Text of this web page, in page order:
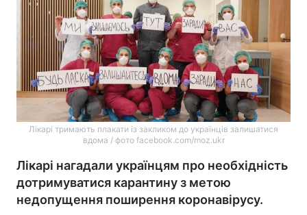
Лікарі тримають плакати із закликом до українців залишатися
вдома / фото facebook.com/moz.ukr
Лікарі нагадали українцям про необхідність
дотримуватися карантину з метою
недопущення поширення коронавірусу.